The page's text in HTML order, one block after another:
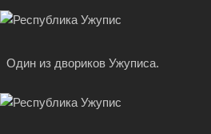
Один из двориков Ужуписа.